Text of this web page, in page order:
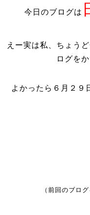
今日のブログは
えー実は私、ちょう
ログを
よかったら６月２９
（前回のブロ